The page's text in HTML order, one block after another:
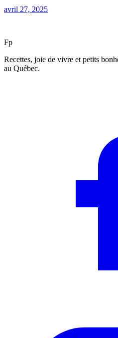
avril 27, 2025
Fp
Recettes, joie de vivre et petits
au Québec.